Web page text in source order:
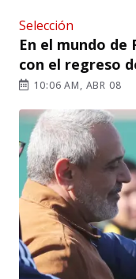
Selección
En el mundo de
con el regreso
10:06 AM, ABR 08